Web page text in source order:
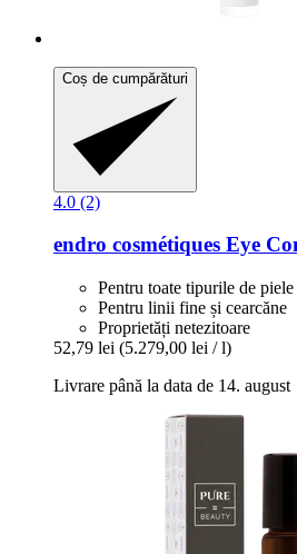
Coș de cumpărături
4.0 (2)
endro cosmétiques Eye
Pentru toate tipurile de
Pentru linii fine și cearcăne
Proprietăți netezitoare
52,79 lei (5.279,00 lei / l)
Livrare până la data de 14. august